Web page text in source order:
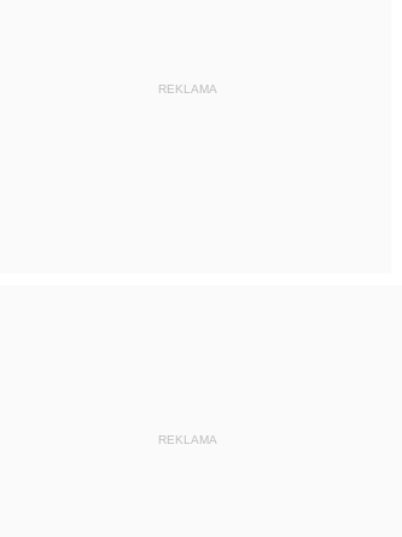
REKLAMA
REKLAMA